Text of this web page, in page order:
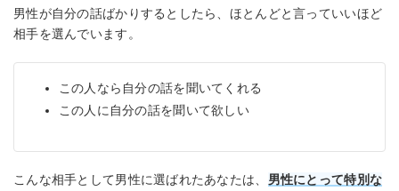
男性が自分の話ばかりするとしたら、ほとんどと言っていいほど
相手を選んでいます。
この人なら自分の話を聞いてくれる
この人に自分の話を聞いて欲しい
こんな相手として男性に選ばれたあなたは、 男性にとって特別な